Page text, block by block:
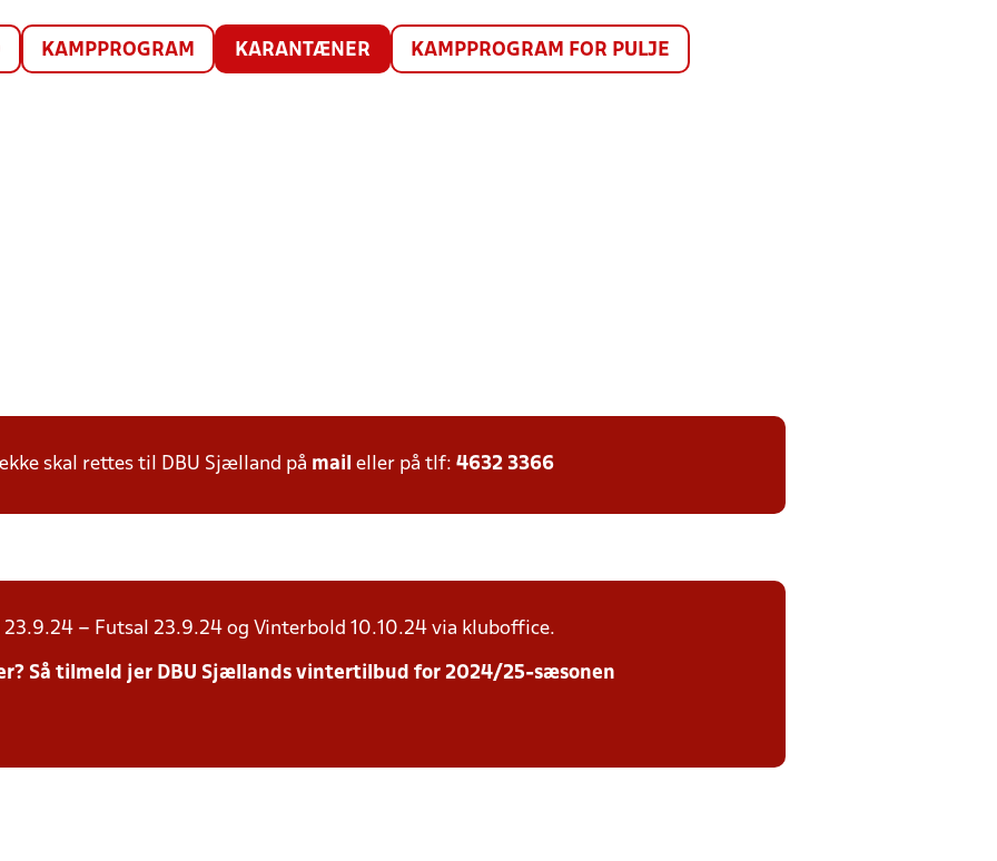
KAMPPROGRAM KARANTÆNER KAMPPROGRAM FOR PULJE
skal rettes til DBU Sjælland på mail eller på tlf: 4632 3366
– Futsal 23.9.24 og Vinterbold 10.10.24 via kluboffice.
Så tilmeld jer DBU Sjællands vintertilbud for 2024/25-sæsonen